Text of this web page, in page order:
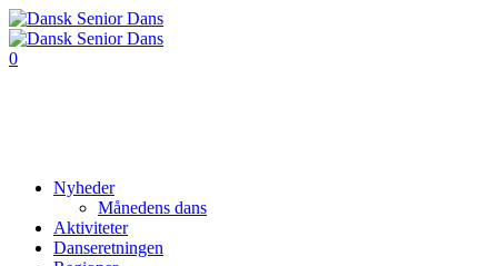
0
Nyheder
Månedens dans
Aktiviteter
Danseretningen